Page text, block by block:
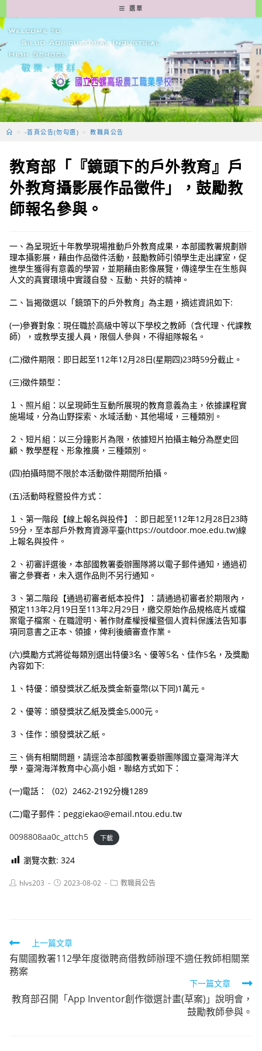
轉
至
要
容
選單
> -首頁公告(勿勾選) > 教職員公告
教育部「『鏡頭下的戶外教育』戶
外教育攝影展作品徵件」，鼓勵教
師報名參與。
一、為呈現近十年教學現場推動戶外教育成果，本部國教署規劃辦
理本攝影展，藉由作品徵件活動，鼓勵教師引領學生走出課室，促
進學生獲得有意義的學習，並期藉由影像展覽，傳達學生在生態與
人文的真實環境中實踐自發、互動、共好的精神。
二、旨揭徵選以「鏡頭下的戶外教育」為主題，摘述資訊如下:
(一)參賽對象：現任職於高級中等以下學校之教師（含代理、代課教
師），或教學支援人員，限個人參與，不得組隊報名。
(二)徵件期限：即日起至112年12月28日(星期四)23時59分截止。
(三)徵件類型：
１、照片組：以呈現師生互動所展現的教育意義為主，依據課程實
施場域，分為山野探索、水域活動、其他場域，三種類別。
２、短片組：以三分鐘影片為限，依據短片拍攝主軸分為歷史回
顧、教學歷程、形象推廣，三種類別。
(四)拍攝時間不限於本活動徵件期間所拍攝。
(五)活動時程暨投件方式：
１、第一階段【線上報名與投件】：即日起至112年12月28日23時
59分，至本部戶外教育資源平臺(https://outdoor.moe.edu.tw)線
上報名與投件。
２、初審評選後，本部國教署委辦團隊將以電子郵件通知，通過初
審之參賽者，未入選作品則不另行通知。
３、第二階段【通過初審者紙本投件】：請通過初審者於期限內，
預定113年2月19日至113年2月29日，繳交原始作品規格底片或檔
案電子檔案、在職證明、著作財產權授權暨個人資料保護法告知事
項同意書之正本、領據，俾利後續審查作業。
(六)獎勵方式將從每類別選出特優3名、優等5名、佳作5名，及獎勵
內容如下:
１、特優：頒發獎狀乙紙及獎金新臺幣(以下同)1萬元。
２、優等：頒發獎狀乙紙及獎金5,000元。
３、佳作：頒發獎狀乙紙。
三、倘有相關問題，請逕洽本部國教署委辦團隊國立臺灣海洋大
學，臺灣海洋教育中心高小姐，聯絡方式如下：
(一)電話：（02）2462-2192分機1289
(二)電子郵件：peggiekao@email.ntou.edu.tw
0098808aa0c_attch5 下載
瀏覽次數: 324
Posthlvs203
Post2023-08-02
Post教職員公告
Read
more
articles
上一篇文章
有關國教署112學年度徵聘商借教師辦理不適任教師相關業
務案
下一篇文章
教育部召開「App Inventor創作徵選計畫(草案)」說明會，
鼓勵教師參與。